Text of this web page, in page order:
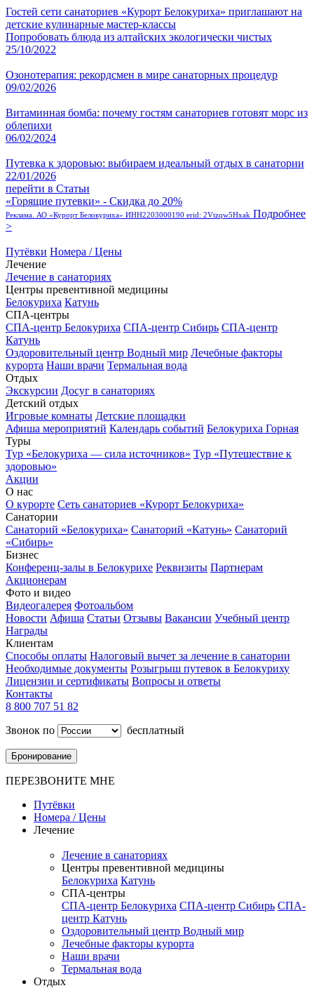
Гостей сети санаториев «Курорт Белокуриха» приглашают на
детские кулинарные мастер-классы
Попробовать блюда из алтайских экологически чистых
25/10/2022
Озонотерапия: рекордсмен в мире санаторных процедур
09/02/2026
Витаминная бомба: почему гостям санаториев готовят морс из
облепихи
06/02/2024
Путевка к здоровью: выбираем идеальный отдых в санатории
22/01/2026
перейти в Статьи
«Горящие путевки» - Скидка до 20%
Реклама. АО «Курорт Белокуриха» ИНН2203000190 erid: 2Vtzqw5Hxak Подробнее
>
Путёвки Номера / Цены
Лечение
Лечение в санаториях
Центры превентивной медицины
Белокуриха Катунь
СПА-центры
СПА-центр Белокуриха СПА-центр Сибирь СПА-центр
Катунь
Оздоровительный центр Водный мир Лечебные факторы
курорта Наши врачи Термальная вода
Отдых
Экскурсии Досуг в санаториях
Детский отдых
Игровые комнаты Детские площадки
Афиша мероприятий Календарь событий Белокуриха Горная
Туры
Тур «Белокуриха — сила источников» Тур «Путешествие к
здоровью»
Акции
О нас
О курорте Сеть санаториев «Курорт Белокуриха»
Санатории
Санаторий «Белокуриха» Санаторий «Катунь» Санаторий
«Сибирь»
Бизнес
Конференц-залы в Белокурихе Реквизиты Партнерам
Акционерам
Фото и видео
Видеогалерея Фотоальбом
Новости Афиша Статьи Отзывы Вакансии Учебный центр
Награды
Клиентам
Способы оплаты Налоговый вычет за лечение в санатории
Необходимые документы Розыгрыш путевок в Белокуриху
Лицензии и сертификаты Вопросы и ответы
Контакты
8 800 707 51 82
Звонок по
бесплатный
Бронирование
ПЕРЕЗВОНИТЕ МНЕ
Путёвки
Номера / Цены
Лечение
Лечение в санаториях
Центры превентивной медицины
Белокуриха Катунь
СПА-центры
СПА-центр Белокуриха СПА-центр Сибирь СПА-
центр Катунь
Оздоровительный центр Водный мир
Лечебные факторы курорта
Наши врачи
Термальная вода
Отдых